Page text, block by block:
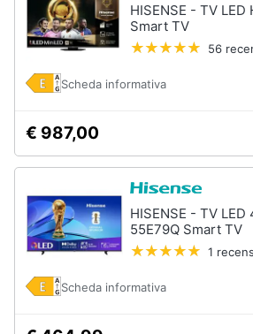
Prima
infanzia
Fotografia
Casalinghi
Abbigliamento
Sport
Animali
HISENSE - TV
Smart TV
56
Scheda informativa
€ 987,00
HISENSE - TV
55E79Q Smart TV
1
Scheda informativa